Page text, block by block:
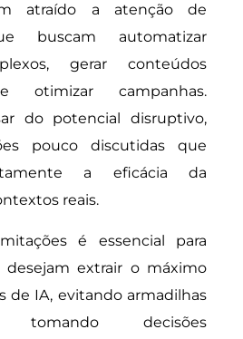
atraído a atenção de
buscam automatizar
gerar conteúdos
otimizar campanhas.
do potencial disruptivo,
pouco discutidas que
a eficácia da
reais.
é essencial para
desejam extrair o máximo
de IA, evitando armadilhas
decisões